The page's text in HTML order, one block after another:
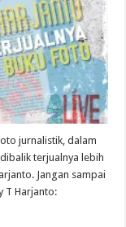
jurnalistik, dalam
terjualnya lebih
Jangan sampai
T Harjanto: